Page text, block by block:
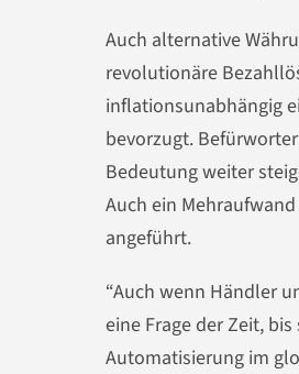
Auch alternative
revolutionäre
inflationsunabhängig
bevorzugt.
Bedeutung weiter
Auch ein
angeführt.
“Auch wenn Händler
eine Frage der Zeit,
Automatisierung im